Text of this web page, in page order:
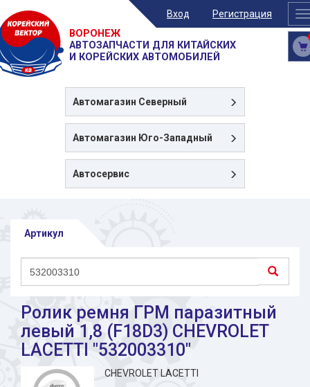
Вход Регистрация
ВОРОНЕЖ
АВТОЗАПЧАСТИ ДЛЯ КИТАЙСКИХ
И КОРЕЙСКИХ АВТОМОБИЛЕЙ
Автомагазин Северный
Автомагазин Юго-Западный
Автосервис
Артикул
Ролик ремня ГРМ паразитный
левый 1,8 (F18D3) CHEVROLET
LACETTI "532003310"
CHEVROLET LACETTI